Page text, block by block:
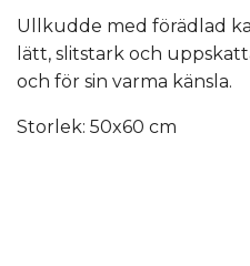
Ullkudde med förädlad
lätt, slitstark och
och för sin varma känsla.
Storlek: 50x60 cm